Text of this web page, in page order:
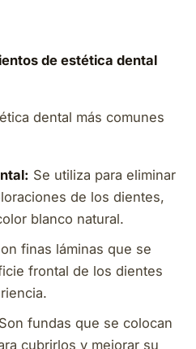
de estética dental
dental más comunes
Se utiliza para eliminar
de los dientes,
blanco natural.
finas láminas que se
frontal de los dientes
Son fundas que se colocan
cubrirlos y mejorar su